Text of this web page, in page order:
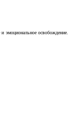
эмоциональное освобождение.